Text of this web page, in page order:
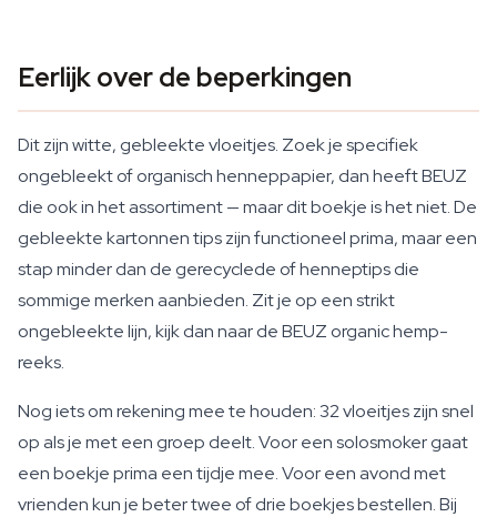
Eerlijk over de beperkingen
Dit zijn witte, gebleekte vloeitjes. Zoek je specifiek
ongebleekt of organisch henneppapier, dan heeft BEUZ
die ook in het assortiment — maar dit boekje is het niet. De
gebleekte kartonnen tips zijn functioneel prima, maar een
stap minder dan de gerecyclede of henneptips die
sommige merken aanbieden. Zit je op een strikt
ongebleekte lijn, kijk dan naar de BEUZ organic hemp-
reeks.
Nog iets om rekening mee te houden: 32 vloeitjes zijn snel
op als je met een groep deelt. Voor een solosmoker gaat
een boekje prima een tijdje mee. Voor een avond met
vrienden kun je beter twee of drie boekjes bestellen. Bij